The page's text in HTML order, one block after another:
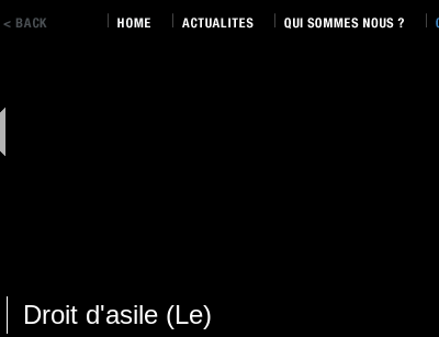
Droit d'asile (Le)